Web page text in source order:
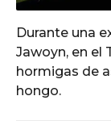
Durante una
Jawoyn, en el
hormigas de
hongo.